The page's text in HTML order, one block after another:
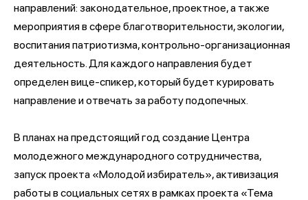
направлений: законодательное, проектное, а также
мероприятия в сфере благотворительности, экологии,
воспитания патриотизма, контрольно-организационная
деятельность. Для каждого направления будет
определен вице-спикер, который будет курировать
направление и отвечать за работу подопечных.
В планах на предстоящий год создание Центра
молодежного международного сотрудничества,
запуск проекта «Молодой избиратель», активизация
работы в социальных сетях в рамках проекта «Тема